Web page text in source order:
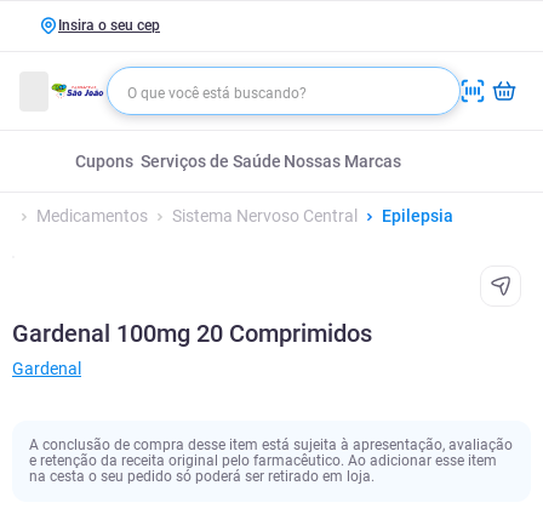
Insira o seu cep
Cupons Serviços de Saúde Nossas Marcas
Medicamentos Sistema Nervoso Central Epilepsia
Gardenal 100mg 20 Comprimidos
Gardenal
A conclusão de compra desse item está sujeita à apresentação, avaliação
e retenção da receita original pelo farmacêutico. Ao adicionar esse item
na cesta o seu pedido só poderá ser retirado em loja.